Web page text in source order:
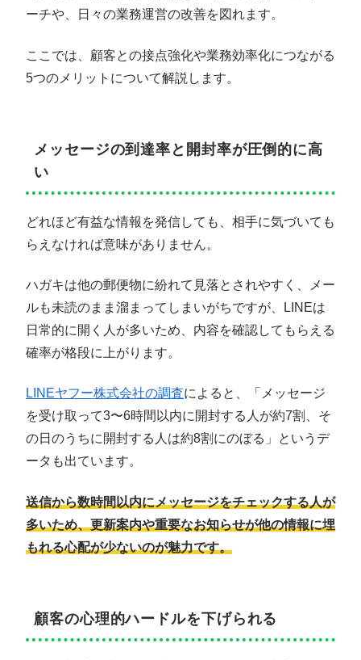
ーチや、日々の業務運営の改善を図れます。
ここでは、顧客との接点強化や業務効率化につながる
5つのメリットについて解説します。
メッセージの到達率と開封率が圧倒的に高
い
どれほど有益な情報を発信しても、相手に気づいても
らえなければ意味がありません。
ハガキは他の郵便物に紛れて見落とされやすく、メー
ルも未読のまま溜まってしまいがちですが、LINEは
日常的に開く人が多いため、内容を確認してもらえる
確率が格段に上がります。
LINEヤフー株式会社の調査によると、「メッセージ
を受け取って3〜6時間以内に開封する人が約7割、そ
の日のうちに開封する人は約8割にのぼる」というデ
ータも出ています。
送信から数時間以内にメッセージをチェックする人が
多いため、更新案内や重要なお知らせが他の情報に埋
もれる心配が少ないのが魅力です。
顧客の心理的ハードルを下げられる